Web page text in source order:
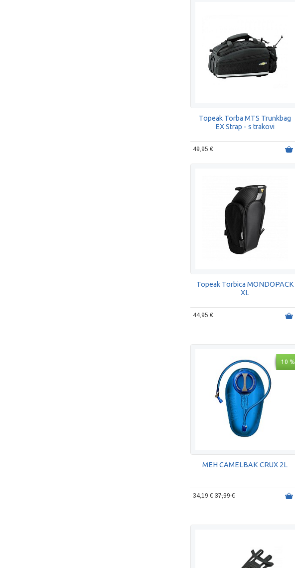
Topeak Torba MTS Trunkbag
EX Strap - s trakovi
49,95 €
Topeak Torbica MONDOPACK
XL
44,95 €
10 %
MEH CAMELBAK CRUX 2L
34,19 €37,99 €